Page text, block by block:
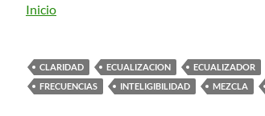
Inicio
CLARIDAD ECUALIZACION ECUALIZADOR
FRECUENCIAS
INTELIGIBILIDAD MEZCLA